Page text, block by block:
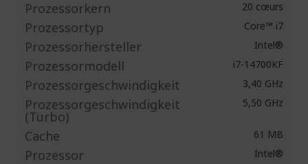
Prozessorkern 20 cœurs
Prozessortyp Core™ i7
Prozessorhersteller Intel®
Prozessormodell i7-14700KF
Prozessorgeschwindigkeit 3,40 GHz
Prozessorgeschwindigkeit
(Turbo)
5,50 GHz
Cache 61 MB
Prozessor Intel®